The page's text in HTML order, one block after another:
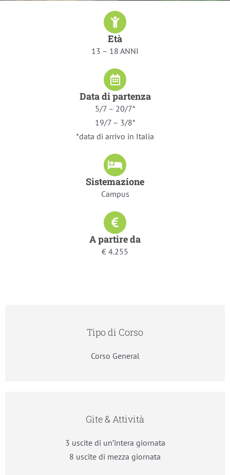
Età
13 – 18 ANNI
Data di partenza
5/7 – 20/7*
19/7 – 3/8*
*data di arrivo in Italia
Sistemazione
Campus
A partire da
€ 4.255
Tipo di Corso
Corso General
Gite & Attività
3 uscite di un’intera giornata
8 uscite di mezza giornata